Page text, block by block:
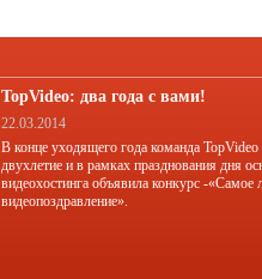
TopVideo: два года с вами!
22.03.2014
В конце уходящего года команда TopVideo
двухлетие и в рамках празднования дня
видеохостинга объявила конкурс -«Самое
видеопоздравление».